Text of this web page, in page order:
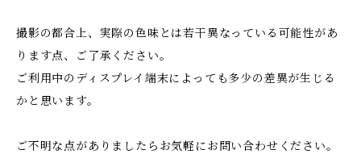
撮影の都合上、実際の色味とは若干異なっている可能性があ
ります点、ご了承ください。
ご利用中のディスプレイ端末によっても多少の差異が生じる
かと思います。
ご不明な点がありましたらお気軽にお問い合わせください。